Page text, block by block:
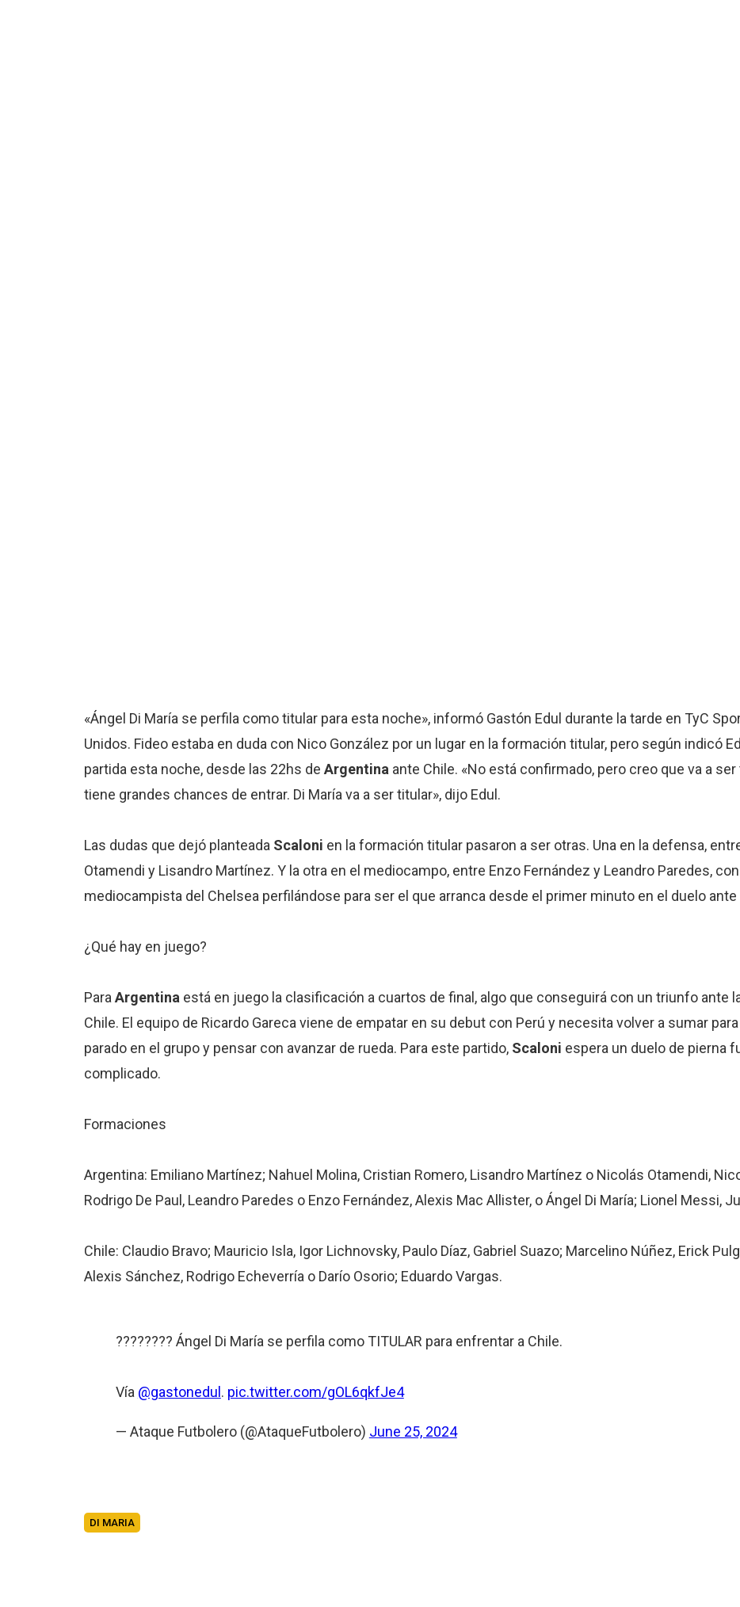
«Ángel Di María se perfila como titular para esta noche», informó Gastón Edul durante la tarde en TyC
Unidos. Fideo estaba en duda con Nico González por un lugar en la formación titular, pero según indicó
partida esta noche, desde las 22hs de Argentina ante Chile. «No está confirmado, pero creo que va a ser
tiene grandes chances de entrar. Di María va a ser titular», dijo Edul.
Las dudas que dejó planteada Scaloni en la formación titular pasaron a ser otras. Una en la defensa,
Otamendi y Lisandro Martínez. Y la otra en el mediocampo, entre Enzo Fernández y Leandro Paredes, con
mediocampista del Chelsea perfilándose para ser el que arranca desde el primer minuto en el duelo ante
¿Qué hay en juego?
Para Argentina está en juego la clasificación a cuartos de final, algo que conseguirá con un triunfo ante
Chile. El equipo de Ricardo Gareca viene de empatar en su debut con Perú y necesita volver a sumar para
parado en el grupo y pensar con avanzar de rueda. Para este partido,Scaloni espera un duelo de pierna
complicado.
Formaciones
Argentina: Emiliano Martínez; Nahuel Molina, Cristian Romero, Lisandro Martínez o Nicolás Otamendi,
Rodrigo De Paul, Leandro Paredes o Enzo Fernández, Alexis Mac Allister, o Ángel Di María; Lionel Messi,
Chile: Claudio Bravo; Mauricio Isla, Igor Lichnovsky, Paulo Díaz, Gabriel Suazo; Marcelino Núñez, Erick
Alexis Sánchez, Rodrigo Echeverría o Darío Osorio; Eduardo Vargas.
???????? Ángel Di María se perfila como TITULAR para enfrentar a Chile.
Vía @gastonedul . pic.twitter.com/gOL6qkfJe4
— Ataque Futbolero (@AtaqueFutbolero) June 25, 2024
DI MARIA